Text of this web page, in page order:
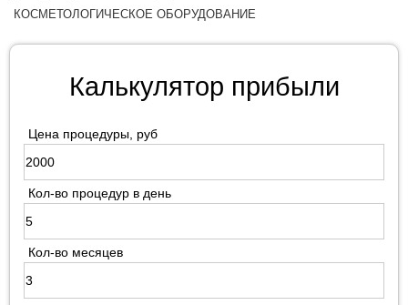
КОСМЕТОЛОГИЧЕСКОЕ ОБОРУДОВАНИЕ
Калькулятор прибыли
Цена процедуры, руб
Кол-во процедур в день
Кол-во месяцев